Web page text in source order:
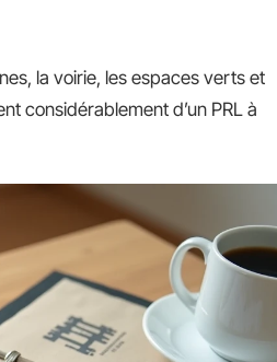
la voirie, les espaces verts et
considérablement d’un PRL à